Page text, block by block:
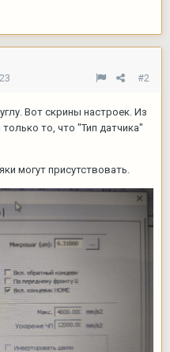
#2
Вот скрины настроек. Из
то, что "Тип датчика"
могут присутствовать.